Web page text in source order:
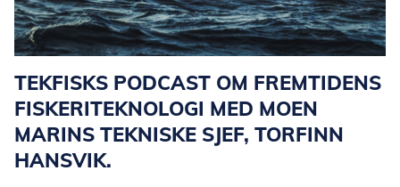
TEKFISKS PODCAST OM FREMTIDENS
FISKERITEKNOLOGI MED MOEN
MARINS TEKNISKE SJEF, TORFINN
HANSVIK.